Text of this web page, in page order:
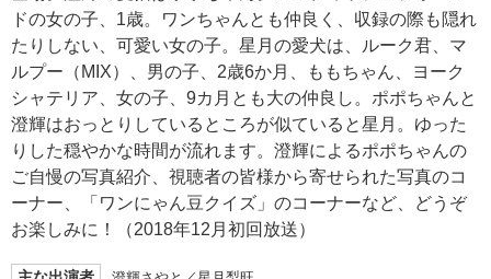
ドの女の子、1歳。ワンちゃんとも仲良く、収録の際も隠れ
たりしない、可愛い女の子。星月の愛犬は、ルーク君、マ
ルプー（MIX）、男の子、2歳6か月、ももちゃん、ヨーク
シャテリア、女の子、9カ月とも大の仲良し。ポポちゃんと
澄輝はおっとりしているところが似ていると星月。ゆった
りした穏やかな時間が流れます。澄輝によるポポちゃんの
ご自慢の写真紹介、視聴者の皆様から寄せられた写真のコ
ーナー、「ワンにゃん豆クイズ」のコーナーなど、どうぞ
お楽しみに！（2018年12月初回放送）